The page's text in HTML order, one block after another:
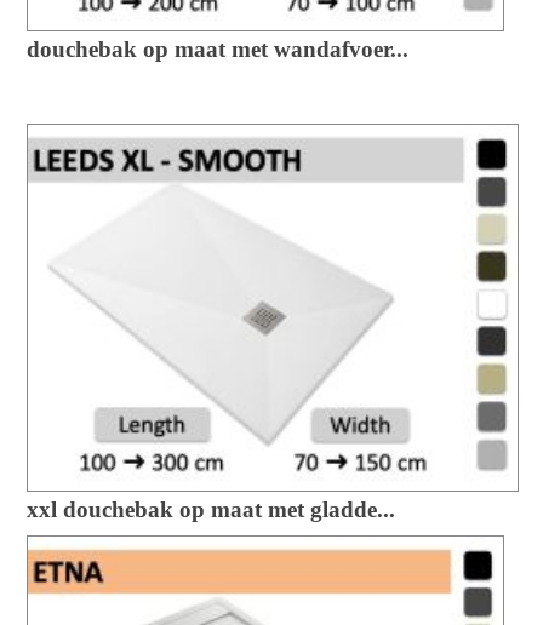
douchebak op maat met wandafvoer...
xxl douchebak op maat met gladde...